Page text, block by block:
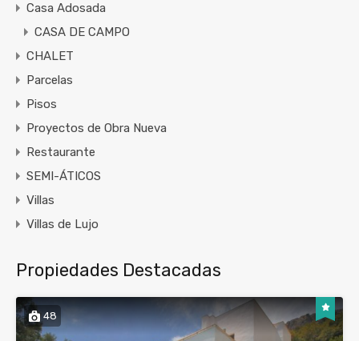
Casa Adosada
CASA DE CAMPO
CHALET
Parcelas
Pisos
Proyectos de Obra Nueva
Restaurante
SEMI-ÁTICOS
Villas
Villas de Lujo
Propiedades Destacadas
48